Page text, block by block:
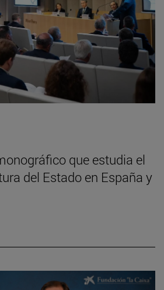
que estudia el
del Estado en España y